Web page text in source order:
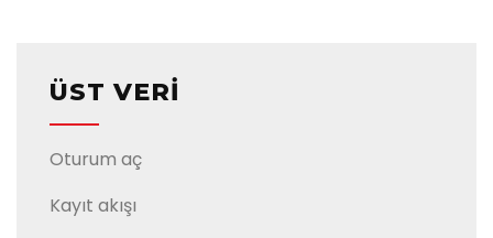
ÜST VERI
Oturum aç
Kayıt akışı